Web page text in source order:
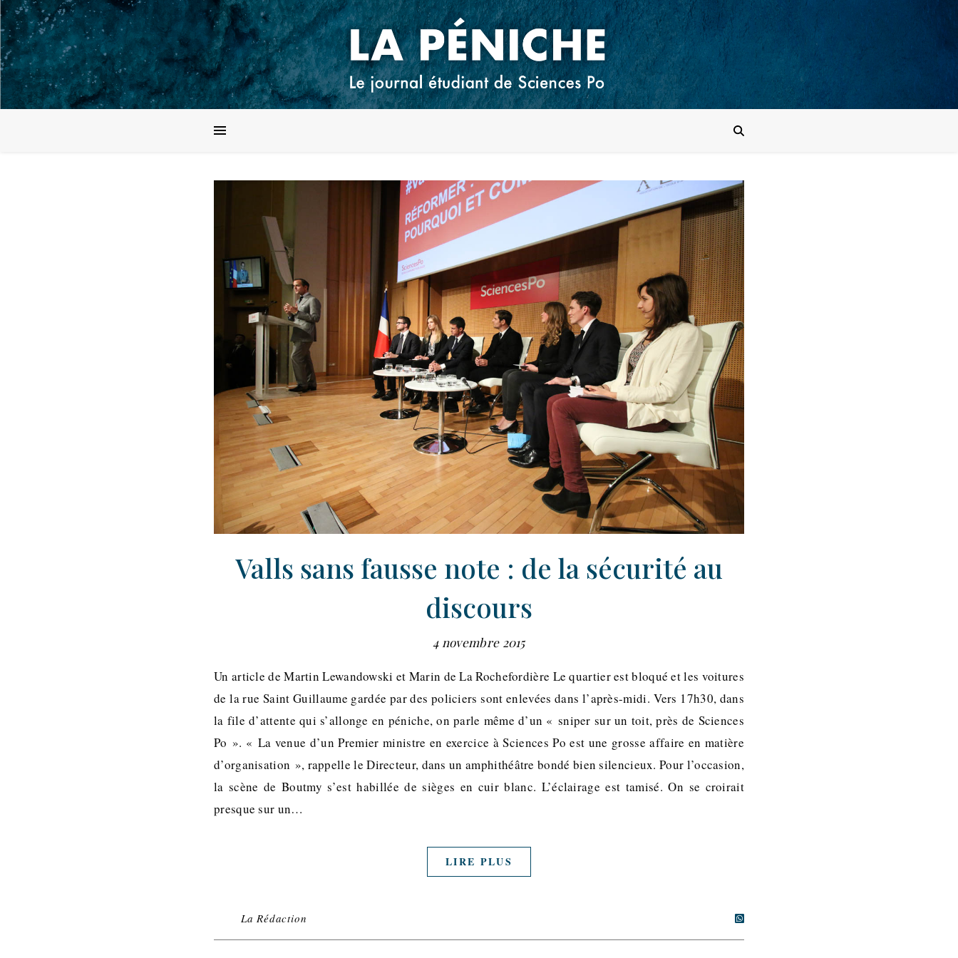
Valls sans fausse note : de la sécurité au
discours
4 novembre 2015
Un article de Martin Lewandowski et Marin de La Rochefordière Le quartier est bloqué et les voitures
de la rue Saint Guillaume gardée par des policiers sont enlevées dans l’après-midi. Vers 17h30, dans
la file d’attente qui s’allonge en péniche, on parle même d’un « sniper sur un toit, près de Sciences
Po ». « La venue d’un Premier ministre en exercice à Sciences Po est une grosse affaire en matière
d’organisation », rappelle le Directeur, dans un amphithéâtre bondé bien silencieux. Pour l’occasion,
la scène de Boutmy s’est habillée de sièges en cuir blanc. L’éclairage est tamisé. On se croirait
presque sur un…
LIRE PLUS
La Rédaction